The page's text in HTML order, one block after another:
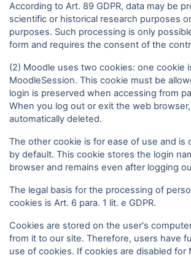
According to Art. 89 GDPR, data may be
scientific or historical research purposes
purposes. Such processing is only
form and requires the consent of the
(2) Moodle uses two cookies: one cookie
MoodleSession. This cookie must be
login is preserved when accessing from
When you log out or exit the web
automatically deleted.
The other cookie is for ease of use and is
by default. This cookie stores the login
browser and remains even after logging
The legal basis for the processing of
cookies is Art. 6 para. 1 lit. e GDPR.
Cookies are stored on the user's
from it to our site. Therefore, users have
use of cookies. If cookies are disabled for